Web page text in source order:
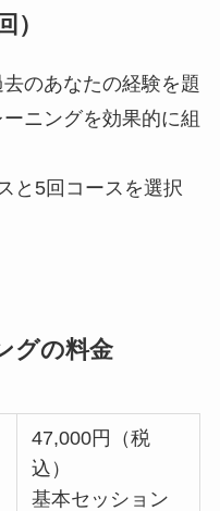
）
のあなたの経験を題
ニングを効果的に組
と5回コースを選択
グの料金
47,000円（税
込）
基本セッション